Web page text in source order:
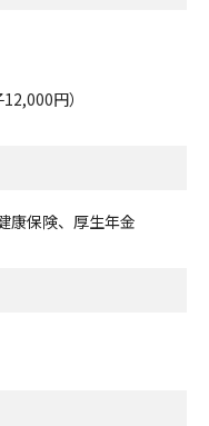
円）
康保険、厚生年金